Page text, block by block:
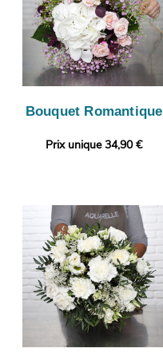
Bouquet Romantique
Prix unique 34,90 €